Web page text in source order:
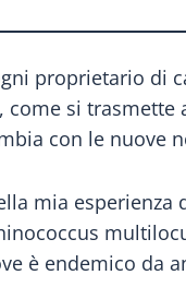
proprietario di
come si trasmette
con le nuove
mia esperienza
è endemico da